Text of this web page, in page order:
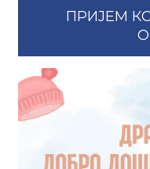
ПРИЈЕМ